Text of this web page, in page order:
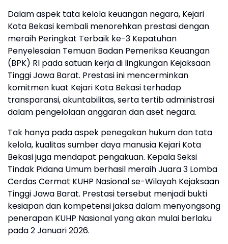
Dalam aspek tata kelola keuangan negara, Kejari
Kota Bekasi kembali menorehkan prestasi dengan
meraih Peringkat Terbaik ke-3 Kepatuhan
Penyelesaian Temuan Badan Pemeriksa Keuangan
(BPK) RI pada satuan kerja di lingkungan Kejaksaan
Tinggi Jawa Barat. Prestasi ini mencerminkan
komitmen kuat Kejari Kota Bekasi terhadap
transparansi, akuntabilitas, serta tertib administrasi
dalam pengelolaan anggaran dan aset negara.
Tak hanya pada aspek penegakan hukum dan tata
kelola, kualitas sumber daya manusia Kejari Kota
Bekasi juga mendapat pengakuan. Kepala Seksi
Tindak Pidana Umum berhasil meraih Juara 3 Lomba
Cerdas Cermat KUHP Nasional se-Wilayah Kejaksaan
Tinggi Jawa Barat. Prestasi tersebut menjadi bukti
kesiapan dan kompetensi jaksa dalam menyongsong
penerapan KUHP Nasional yang akan mulai berlaku
pada 2 Januari 2026.